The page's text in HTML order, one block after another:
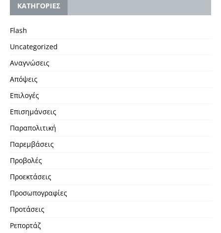
KΑΤΗΓΟΡΙΕΣ
Flash
Uncategorized
Αναγνώσεις
Απόψεις
Επιλογές
Επισημάνσεις
Παραπολιτική
Παρεμβάσεις
Προβολές
Προεκτάσεις
Προσωπογραφίες
Προτάσεις
Ρεπορτάζ